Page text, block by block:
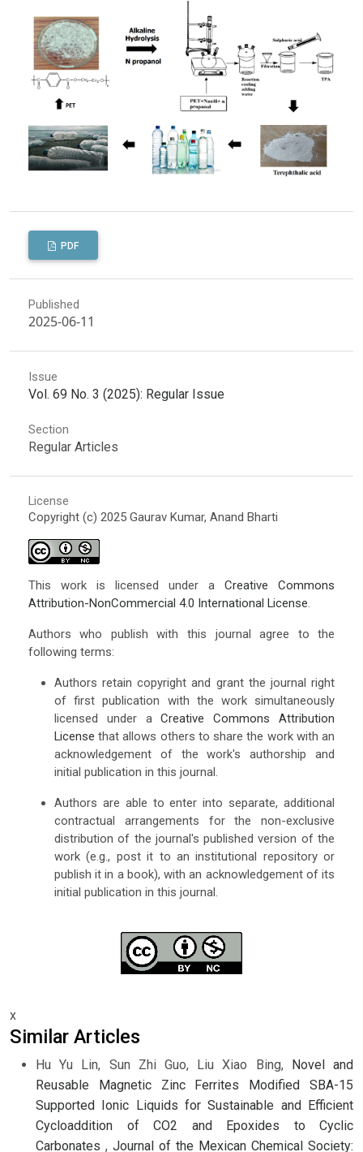
PDF
Published
2025-06-11
Issue
Vol. 69 No. 3 (2025): Regular Issue
Section
Regular Articles
License
Copyright (c) 2025 Gaurav Kumar, Anand Bharti
This work is licensed under aCreative Commons
Attribution-NonCommercial 4.0 International License.
Authors who publish with this journal agree to the
following terms:
Authors retain copyright and grant the journal right
of first publication with the work simultaneously
licensed under aCreative Commons Attribution
License that allows others to share the work with an
acknowledgement of the work's authorship and
initial publication in this journal.
Authors are able to enter into separate, additional
contractual arrangements for the non-exclusive
distribution of the journal's published version of the
work (e.g., post it to an institutional repository or
publish it in a book), with an acknowledgement of its
initial publication in this journal.
x
Similar Articles
Hu Yu Lin, Sun Zhi Guo, Liu Xiao Bing, Novel and
Reusable Magnetic Zinc Ferrites Modified SBA-15
Supported Ionic Liquids for Sustainable and Efficient
Cycloaddition of CO2 and Epoxides to Cyclic
Carbonates , Journal of the Mexican Chemical Society: